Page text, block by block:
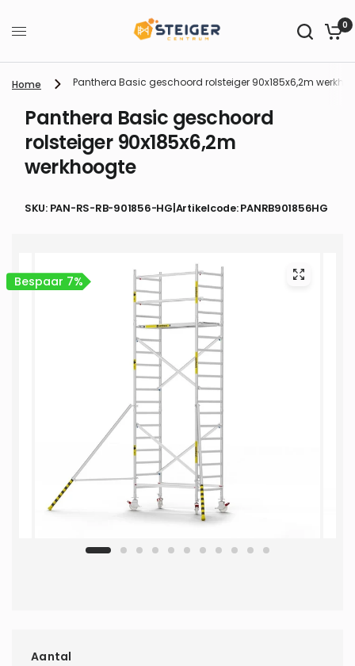
0
Home Panthera Basic geschoord rolsteiger 90x185x6,2m
Panthera Basic geschoord
rolsteiger 90x185x6,2m
werkhoogte
SKU: PAN-RS-RB-901856-HG Artikelcode: PANRB901856HG
Bespaar 7%
Aantal